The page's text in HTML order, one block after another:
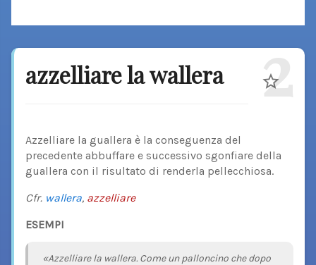
azzelliare la wallera 2
Azzelliare la guallera è la conseguenza del
precedente abbuffare e successivo sgonfiare della
guallera con il risultato di renderla pellecchiosa.
Cfr. wallera, azzelliare
ESEMPI
«Azzelliare la wallera. Come un palloncino che dopo